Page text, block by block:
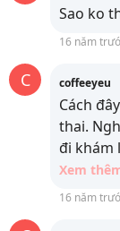
Sao ko
16 năm
C coffeeyeu
Cách
thai.
đi khám
Xem
16 năm